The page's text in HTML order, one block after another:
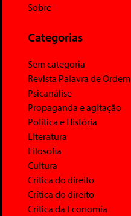
Sobre
Categorias
Sem categoria
Revista Palavra de Ordem
Psicanálise
Propaganda e agitação
Política e História
Literatura
Filosofia
Cultura
Crítica do direito
Crítica do direito
Crítica da Economia